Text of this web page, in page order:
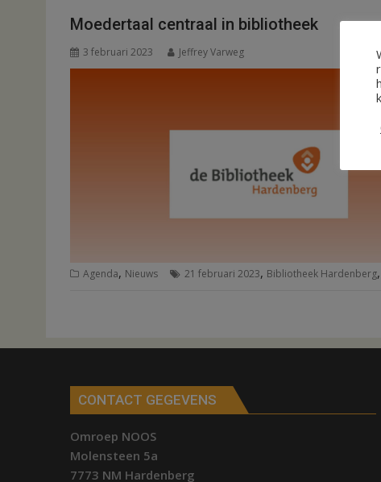
Moedertaal centraal in bibliotheek
3 februari 2023 Jeffrey Varweg
Agenda, Nieuws 21 februari 2023, Bibliotheek Hardenberg,
CONTACT GEGEVENS
Omroep NOOS
Molensteen 5a
7773 NM Hardenberg